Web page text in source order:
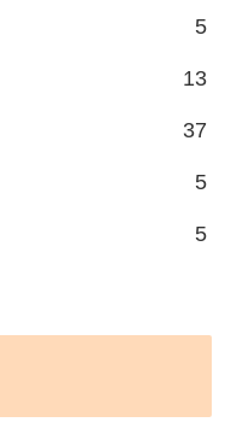
5
13
37
5
5